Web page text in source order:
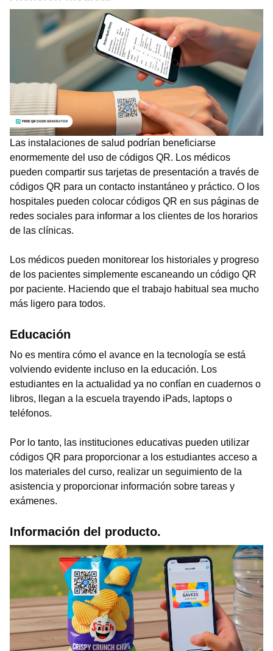
Las instalaciones de salud podrían beneficiarse
enormemente del uso de códigos QR. Los médicos
pueden compartir sus tarjetas de presentación a través de
códigos QR para un contacto instantáneo y práctico. O los
hospitales pueden colocar códigos QR en sus páginas de
redes sociales para informar a los clientes de los horarios
de las clínicas.
Los médicos pueden monitorear los historiales y progreso
de los pacientes simplemente escaneando un código QR
por paciente. Haciendo que el trabajo habitual sea mucho
más ligero para todos.
Educación
No es mentira cómo el avance en la tecnología se está
volviendo evidente incluso en la educación. Los
estudiantes en la actualidad ya no confían en cuadernos o
libros, llegan a la escuela trayendo iPads, laptops o
teléfonos.
Por lo tanto, las instituciones educativas pueden utilizar
códigos QR para proporcionar a los estudiantes acceso a
los materiales del curso, realizar un seguimiento de la
asistencia y proporcionar información sobre tareas y
exámenes.
Información del producto.